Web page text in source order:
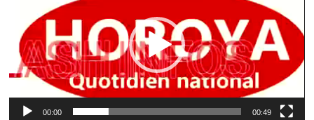
00:00 00:49